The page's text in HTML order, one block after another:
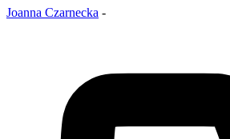
Joanna Czarnecka -